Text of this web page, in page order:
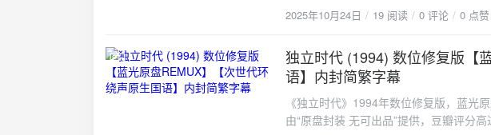
决火花四溅。话题爽：保险金欺诈上过
你才会懂，所谓调查不是抓骗子那么简
盏灯。 准备好跟随天音莲一起，在谎言迷宫里冲刺了吗？1080p全11集资源已整理好，文末网
盘自取，别让真相等你太久。{anote
href="https://pan.quark.cn/s/
性，又增强了影视作品的观赏价值。导演
员细腻的表情变化，增强了故事的代入
国影视界的实力派与新生代演员。李先彬
兰、金永大和章昊等演员也都贡献了令
界。特别值得一提的是，演员们对角色
都让它充满了好奇与困惑。然而，命运
开心扉。她的生活被工作、责任和一种
入她的生活时，她的第一反应并非惊喜
的安排下相遇，注定要掀起一场波澜壮
以实现持有者的三个愿望。这个听起来
是一个理性至上的人，她不相信魔法，
2025年10月24日 19 阅读 0 评论 0 点赞
2025-05-13
独立时代 (1994) 数位修复版【
语】内封简繁字幕
《独立时代》1994年数位修复版，蓝光
由“原盘封装 无可出品”提供，豆瓣评分